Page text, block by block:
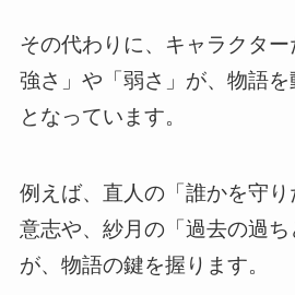
その代わりに、キャラクタ
強さ」や「弱さ」が、物語
となっています。
例えば、直人の「誰かを守
意志や、紗月の「過去の過
が、物語の鍵を握ります。